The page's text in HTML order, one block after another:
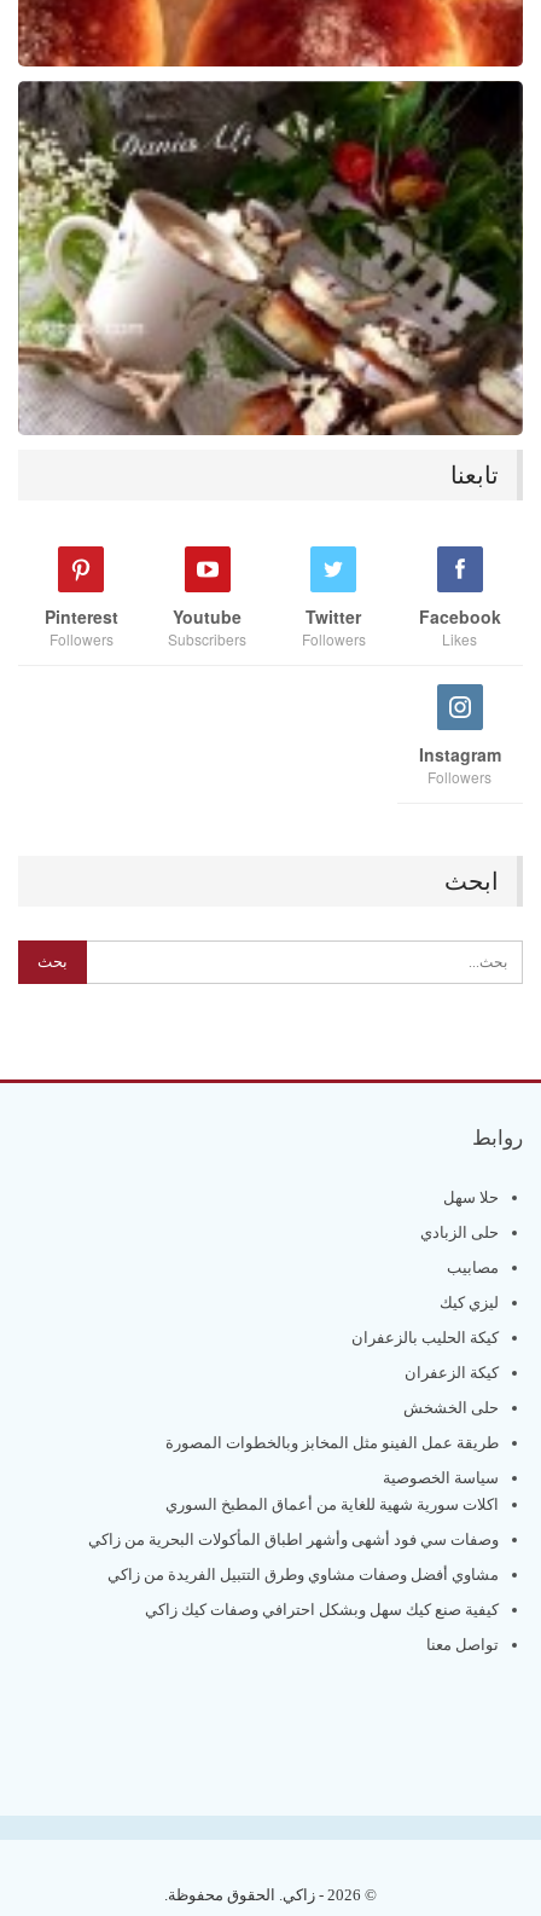
تابعنا
Facebook
Likes
Twitter
Followers
Youtube
Subscribers
Pinterest
Followers
Instagram
Followers
ابحث
روابط
حلا سهل
حلى الزبادي
مصابيب
ليزي كيك
كيكة الحليب بالزعفران
كيكة الزعفران
حلى الخشخش
طريقة عمل الفينو مثل المخابز وبالخطوات المصورة
سياسة الخصوصية
اكلات سورية شهية للغاية من أعماق المطبخ السوري
وصفات سي فود أشهى وأشهر اطباق المأكولات البحرية من زاكي
مشاوي أفضل وصفات مشاوي وطرق التتبيل الفريدة من زاكي
كيفية صنع كيك سهل وبشكل احترافي وصفات كيك زاكي
تواصل معنا
© 2026 - زاكي. الحقوق محفوظة.